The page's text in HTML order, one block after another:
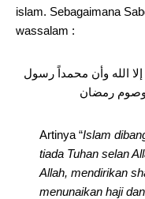
islam. Sebagaimana
wassalam :
الله وأن محمداً رسول
وصوم رمضان
Artinya “Islam
tiada Tuhan selan
Allah, mendirikan
menunaikan haji dan